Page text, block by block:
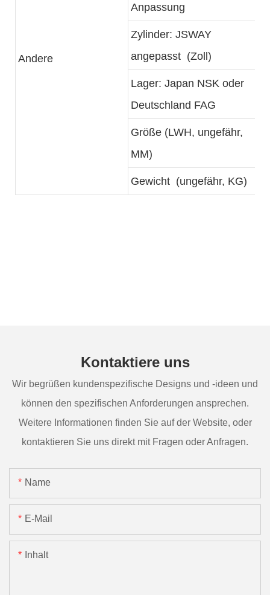
Andere
Anpassung
Zylinder: JSWAY
angepasst (Zoll)
Lager: Japan NSK oder
Deutschland FAG
Größe (LWH, ungefähr,
MM)
Gewicht (ungefähr, KG)
Kontaktiere uns
Wir begrüßen kundenspezifische Designs und -ideen und
können den spezifischen Anforderungen ansprechen.
Weitere Informationen finden Sie auf der Website, oder
kontaktieren Sie uns direkt mit Fragen oder Anfragen.
Name
E-Mail
Inhalt